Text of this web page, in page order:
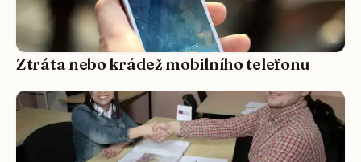
Ztráta nebo krádež mobilního telefonu